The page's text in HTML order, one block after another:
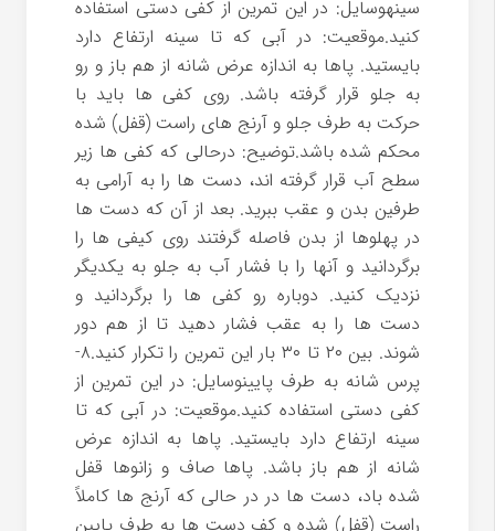
سینهوسایل: در این تمرین از کفی دستی استفاده
کنید.موقعیت: در آبی که تا سینه ارتفاع دارد
بایستید. پاها به اندازه عرض شانه از هم باز و رو
به جلو قرار گرفته باشد. روی کفی ها باید با
حرکت به طرف جلو و آرنج های راست (قفل) شده
محکم شده باشد.توضیح: درحالی که کفی ها زیر
سطح آب قرار گرفته اند، دست ها را به آرامی به
طرفین بدن و عقب ببرید. بعد از آن که دست ها
در پهلوها از بدن فاصله گرفتند روی کیفی ها را
برگردانید و آنها را با فشار آب به جلو به یکدیگر
نزدیک کنید. دوباره رو کفی ها را برگردانید و
دست ها را به عقب فشار دهید تا از هم دور
شوند. بین ۲۰ تا ۳۰ بار این تمرین را تکرار کنید.۸-
پرس شانه به طرف پایینوسایل: در این تمرین از
کفی دستی استفاده کنید.موقعیت: در آبی که تا
سینه ارتفاع دارد بایستید. پاها به اندازه عرض
شانه از هم باز باشد. پاها صاف و زانوها قفل
شده باد، دست ها در در حالی که آرنج ها کاملاً
راست (قفل) شده و کف دست ها به طرف پایین